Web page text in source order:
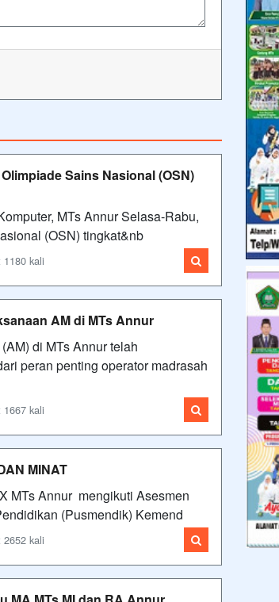
Sains Nasional (OSN)
MTs Annur Selasa-Rabu,
(OSN) tingkat&nb
kali
AM di MTs Annur
di MTs Annur telah
peran penting operator madrasah
kali
MINAT
MTs Annur mengikuti Asesmen
(Pusmendik) Kemend
kali